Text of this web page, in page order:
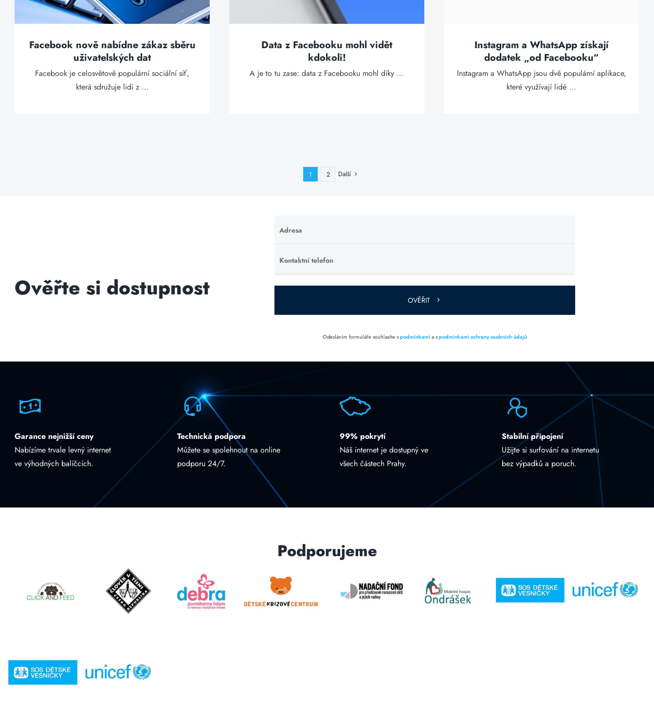
Facebook nově nabídne zákaz sběru
uživatelských dat
Facebook je celosvětově populární sociální síť,
která sdružuje lidi z ...
Data z Facebooku mohl vidět
kdokoli!
A je to tu zase: data z Facebooku mohl díky ...
Instagram a WhatsApp získají
dodatek „od Facebooku“
Instagram a WhatsApp jsou dvě populární aplikace,
které využívají lidé ...
1 2 Další
Ověřte si dostupnost
Adresa
Ponechte
toto pole
prázdné.
Kontaktní telefon
Ponechte
toto pole
prázdné.
OVĚŘIT
Odesláním formuláře souhlasíte spodmínkamia spodmínkami ochrany osobních údajů
Garance nejnižší ceny
Nabízíme trvale levný internet
ve výhodných balíčcích.
Technická podpora
Můžete se spolehnout na online
podporu 24/7.
99% pokrytí
Náš internet je dostupný ve
všech částech Prahy.
Stabilní připojení
Užijte si surfování na internetu
bez výpadků a poruch.
Podporujeme